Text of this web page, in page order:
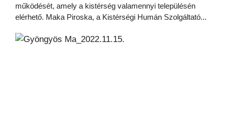
működését, amely a kistérség valamennyi településén
elérhető. Maka Piroska, a Kistérségi Humán Szolgáltató...